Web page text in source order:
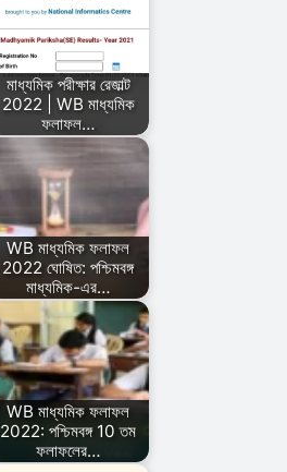
মাধ্যমিক পরীক্ষার রেজাল্ট
2022 | WB মাধ্যমিক
ফলাফল…
WB মাধ্যমিক ফলাফল
2022 ঘোষিত: পশ্চিমবঙ্গ
মাধ্যমিক-এর…
WB মাধ্যমিক ফলাফল
2022: পশ্চিমবঙ্গ 10 তম
ফলাফলের…